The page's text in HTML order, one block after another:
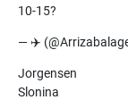
10-15?
— ✈️
Jorgensen
Slonina